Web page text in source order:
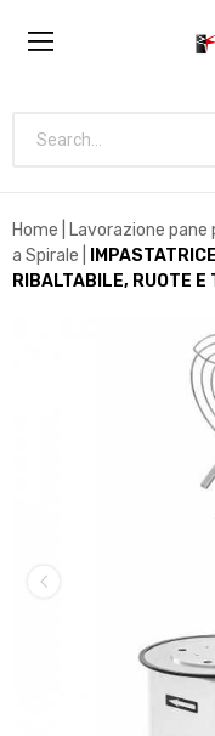
Search...
Home Lavorazione pane
a Spirale
RIBALTABILE, RUOTE E